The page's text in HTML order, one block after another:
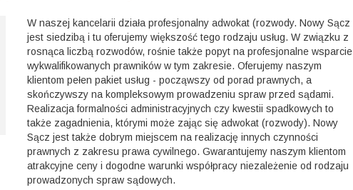
W naszej kancelarii działa profesjonalny adwokat (rozwody. Nowy Sącz
jest siedzibą i tu oferujemy większość tego rodzaju usług. W związku z
rosnąca liczbą rozwodów, rośnie także popyt na profesjonalne wsparcie
wykwalifikowanych prawników w tym zakresie. Oferujemy naszym
klientom pełen pakiet usług - począwszy od porad prawnych, a
skończywszy na kompleksowym prowadzeniu spraw przed sądami.
Realizacja formalności administracyjnych czy kwestii spadkowych to
także zagadnienia, którymi może zając się adwokat (rozwody). Nowy
Sącz jest także dobrym miejscem na realizację innych czynności
prawnych z zakresu prawa cywilnego. Gwarantujemy naszym klientom
atrakcyjne ceny i dogodne warunki współpracy niezależenie od rodzaju
prowadzonych spraw sądowych.